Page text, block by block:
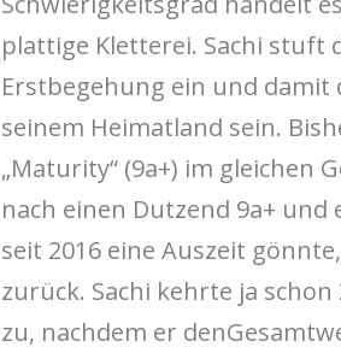
plattige Kletterei. Sachi stuft
Erstbegehung ein und damit
seinem Heimatland sein.
„Maturity“ (9a+) im gleichen
nach einen Dutzend 9a+ und
seit 2016 eine Auszeit
zurück. Sachi kehrte ja
zu, nachdem er